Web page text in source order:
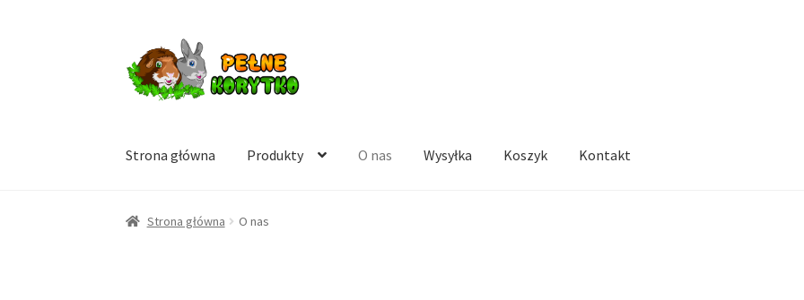
Przejdź
do
nawigacji
Przejdź
do
treści
Strona główna Produkty O nas Wysyłka Koszyk Kontakt
Strona główna O nas